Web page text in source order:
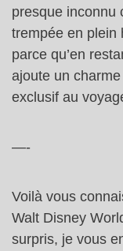
presque inconnu
trempée en
parce qu’en
ajoute un
exclusif au
—-
Voilà vous
Walt Disney
surpris, je vous